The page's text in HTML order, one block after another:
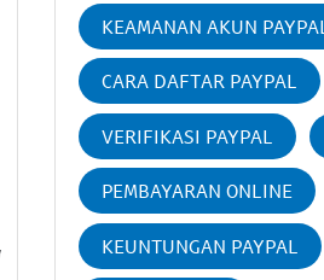
KEAMANAN AKUN PAYPAL
CARA DAFTAR PAYPAL
VERIFIKASI PAYPAL
PEMBAYARAN ONLINE
KEUNTUNGAN PAYPAL